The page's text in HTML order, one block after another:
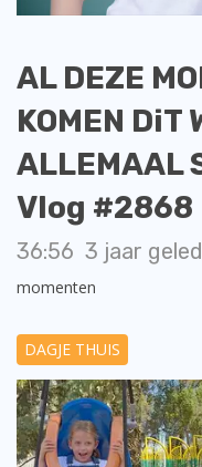
AL DEZE
KOMEN DiT
ALLEMAAL
Vlog #2868
36:56 3 jaar
momenten
DAGJE THUIS